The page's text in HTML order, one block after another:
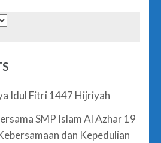
Idul Fitri 1447 Hijriyah
SMP Islam Al Azhar 19
dan Kepedulian